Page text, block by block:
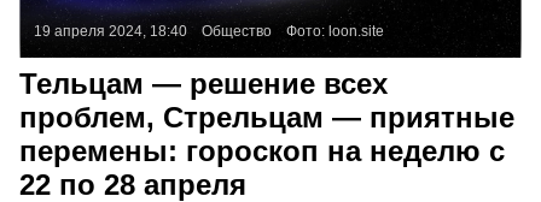
19 апреля 2024, 18:40 Общество Фото: loon.site
Тельцам — решение всех
проблем, Стрельцам — приятные
перемены: гороскоп на неделю с
22 по 28 апреля